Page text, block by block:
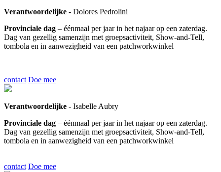
Verantwoordelijke - Dolores Pedrolini
Provinciale dag – éénmaal per jaar in het najaar op een zaterdag.
Dag van gezellig samenzijn met groepsactiviteit, Show-and-Tell,
tombola en in aanwezigheid van een patchworkwinkel
contact Doe mee
Verantwoordelijke - Isabelle Aubry
Provinciale dag – éénmaal per jaar in het najaar op een zaterdag.
Dag van gezellig samenzijn met groepsactiviteit, Show-and-Tell,
tombola en in aanwezigheid van een patchworkwinkel
contact Doe mee